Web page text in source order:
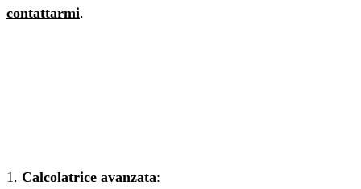
contattarmi.
1. Calcolatrice avanzata: